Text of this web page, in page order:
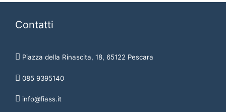
Contatti
Piazza della Rinascita, 18, 65122 Pescara
085 9395140
info@fiass.it